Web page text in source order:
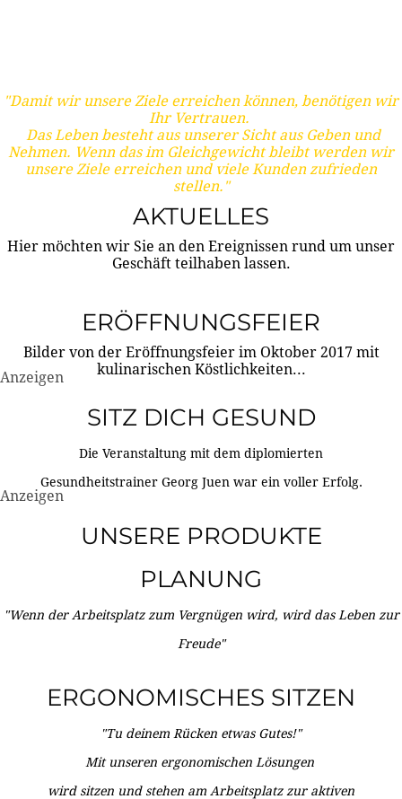
"Damit wir unsere Ziele erreichen können, benötigen wir
Ihr Vertrauen.
Das Leben besteht aus unserer Sicht aus Geben und
Nehmen. Wenn das im Gleichgewicht bleibt werden wir
unsere Ziele erreichen und viele Kunden zufrieden
stellen."
AKTUELLES
Hier möchten wir Sie an den Ereignissen rund um unser
Geschäft teilhaben lassen.
ERÖFFNUNGSFEIER
Bilder von der Eröffnungsfeier im Oktober 2017 mit
kulinarischen Köstlichkeiten...
Anzeigen
SITZ DICH GESUND
Die Veranstaltung mit dem diplomierten
Gesundheitstrainer Georg Juen war ein voller Erfolg.
Anzeigen
UNSERE PRODUKTE
PLANUNG
"Wenn der Arbeitsplatz zum Vergnügen wird, wird das Leben zur
Freude"
ERGONOMISCHES SITZEN
"Tu deinem Rücken etwas Gutes!"
Mit unseren ergonomischen Lösungen
wird sitzen und stehen am Arbeitsplatz zur aktiven